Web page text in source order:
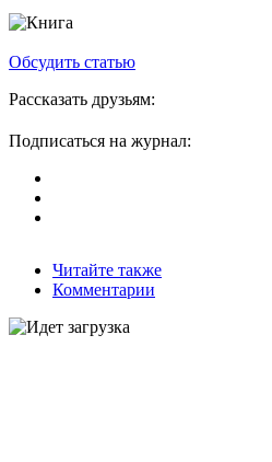
Обсудить статью
Рассказать друзьям:
Подписаться на журнал:
Читайте также
Комментарии